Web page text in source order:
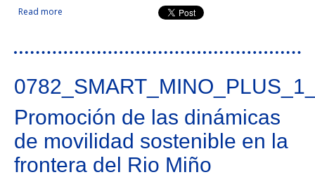
Read more about Extensión y capitalización de los resultados del
Promoción de las dinámicas
de movilidad sostenible en la
frontera del Rio Miño